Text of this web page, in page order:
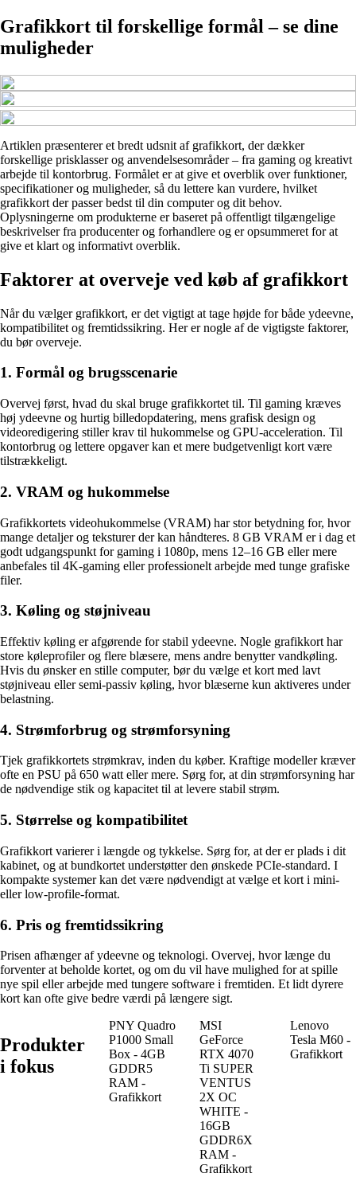
Grafikkort til forskellige formål – se dine
muligheder
Artiklen præsenterer et bredt udsnit af grafikkort, der dækker
forskellige prisklasser og anvendelsesområder – fra gaming og kreativt
arbejde til kontorbrug. Formålet er at give et overblik over funktioner,
specifikationer og muligheder, så du lettere kan vurdere, hvilket
grafikkort der passer bedst til din computer og dit behov.
Oplysningerne om produkterne er baseret på offentligt tilgængelige
beskrivelser fra producenter og forhandlere og er opsummeret for at
give et klart og informativt overblik.
Faktorer at overveje ved køb af grafikkort
Når du vælger grafikkort, er det vigtigt at tage højde for både ydeevne,
kompatibilitet og fremtidssikring. Her er nogle af de vigtigste faktorer,
du bør overveje.
1. Formål og brugsscenarie
Overvej først, hvad du skal bruge grafikkortet til. Til gaming kræves
høj ydeevne og hurtig billedopdatering, mens grafisk design og
videoredigering stiller krav til hukommelse og GPU-acceleration. Til
kontorbrug og lettere opgaver kan et mere budgetvenligt kort være
tilstrækkeligt.
2. VRAM og hukommelse
Grafikkortets videohukommelse (VRAM) har stor betydning for, hvor
mange detaljer og teksturer der kan håndteres. 8 GB VRAM er i dag et
godt udgangspunkt for gaming i 1080p, mens 12–16 GB eller mere
anbefales til 4K-gaming eller professionelt arbejde med tunge grafiske
filer.
3. Køling og støjniveau
Effektiv køling er afgørende for stabil ydeevne. Nogle grafikkort har
store køleprofiler og flere blæsere, mens andre benytter vandkøling.
Hvis du ønsker en stille computer, bør du vælge et kort med lavt
støjniveau eller semi-passiv køling, hvor blæserne kun aktiveres under
belastning.
4. Strømforbrug og strømforsyning
Tjek grafikkortets strømkrav, inden du køber. Kraftige modeller kræver
ofte en PSU på 650 watt eller mere. Sørg for, at din strømforsyning har
de nødvendige stik og kapacitet til at levere stabil strøm.
5. Størrelse og kompatibilitet
Grafikkort varierer i længde og tykkelse. Sørg for, at der er plads i dit
kabinet, og at bundkortet understøtter den ønskede PCIe-standard. I
kompakte systemer kan det være nødvendigt at vælge et kort i mini-
eller low-profile-format.
6. Pris og fremtidssikring
Prisen afhænger af ydeevne og teknologi. Overvej, hvor længe du
forventer at beholde kortet, og om du vil have mulighed for at spille
nye spil eller arbejde med tungere software i fremtiden. Et lidt dyrere
kort kan ofte give bedre værdi på længere sigt.
Produkter
i fokus
PNY Quadro
P1000 Small
Box - 4GB
GDDR5
RAM -
Grafikkort
MSI
GeForce
RTX 4070
Ti SUPER
VENTUS
2X OC
WHITE -
16GB
GDDR6X
RAM -
Grafikkort
Lenovo
Tesla M60 -
Grafikkort